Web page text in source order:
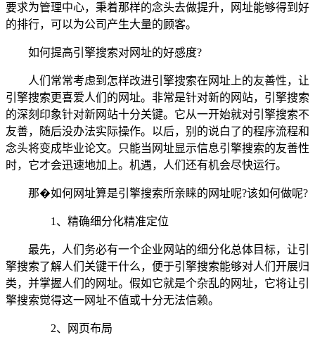
要求为管理中心，秉着那样的念头去做提升，网址能够得到好
的排行，可以为公司产生大量的顾客。
如何提高引擎搜索对网址的好感度?
人们常常考虑到怎样改进引擎搜索在网址上的友善性，让
引擎搜索更喜爱人们的网址。非常是针对新的网站，引擎搜索
的深刻印象针对新网站十分关键。它从一开始就对引擎搜索不
友善，随后没办法实际操作。以后，别的说白了的程序流程和
念头将变成毕业论文。只能当网址显示信息引擎搜索的友善性
时，它才会迅速地加上。机遇，人们还有机会尽快运行。
那�如何网址算是引擎搜索所亲睐的网址呢?该如何做呢?
1、精确细分化精准定位
最先，人们务必有一个企业网站的细分化总体目标，让引
擎搜索了解人们关键干什么，便于引擎搜索能够对人们开展归
类，并掌握人们的网址。假如它就是个杂乱的网址，它将让引
擎搜索觉得这一网址不值或十分无法信赖。
2、网页布局